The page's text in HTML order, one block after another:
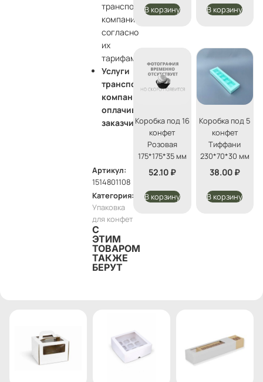
транспортные
компании
согласно
их
тарифам
Услуги
транспортной
компании
оплачивает
заказчик
Артикул:
1514801108
Категория:
Упаковка
для конфет
С
ЭТИМ
ТОВАРОМ
ТАКЖЕ
БЕРУТ
В корзину В корзину
Коробка под 16
конфет
Розовая
175*175*35 мм
52.10 ₽
В корзину
Коробка под 5
конфет
Тиффани
230*70*30 мм
38.00 ₽
В корзину